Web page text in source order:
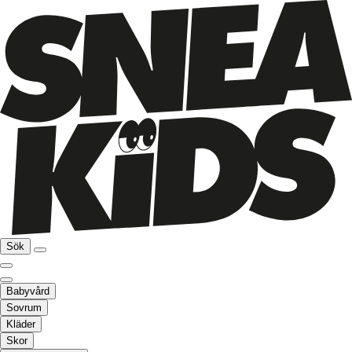
Sök
Babyvård
Sovrum
Kläder
Skor